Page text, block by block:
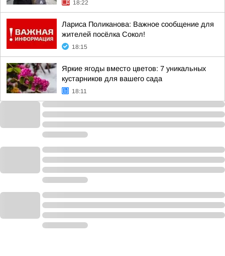
18:22
Лариса Поликанова: Важное сообщение для
жителей посёлка Сокол!
18:15
Яркие ягоды вместо цветов: 7 уникальных
кустарников для вашего сада
18:11